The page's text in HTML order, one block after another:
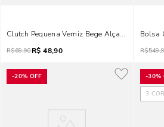
Clutch Pequena Verniz Bege Alça De Mão
R$69,90R$ 48,90
Bolsa
R$
-20% OFF -30%
3